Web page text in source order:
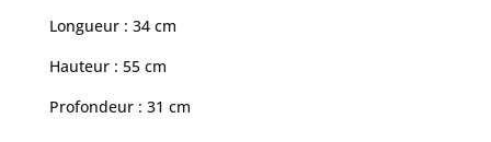
Longueur : 34 cm
Hauteur : 55 cm
Profondeur : 31 cm